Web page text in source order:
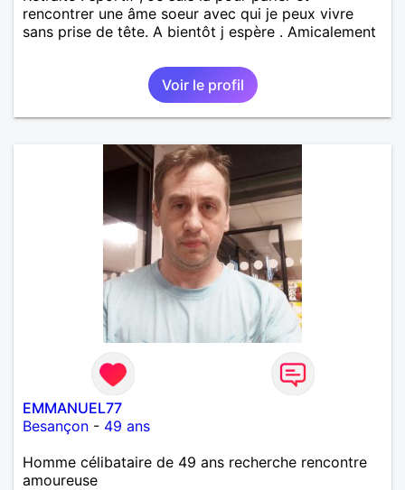
rencontrer une âme soeur avec qui je peux vivre
sans prise de tête. A bientôt j espère . Amicalement
Voir le profil
EMMANUEL77
Besançon - 49 ans
Homme célibataire de 49 ans recherche rencontre
amoureuse